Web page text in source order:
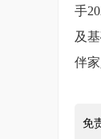
手
及
伴
免